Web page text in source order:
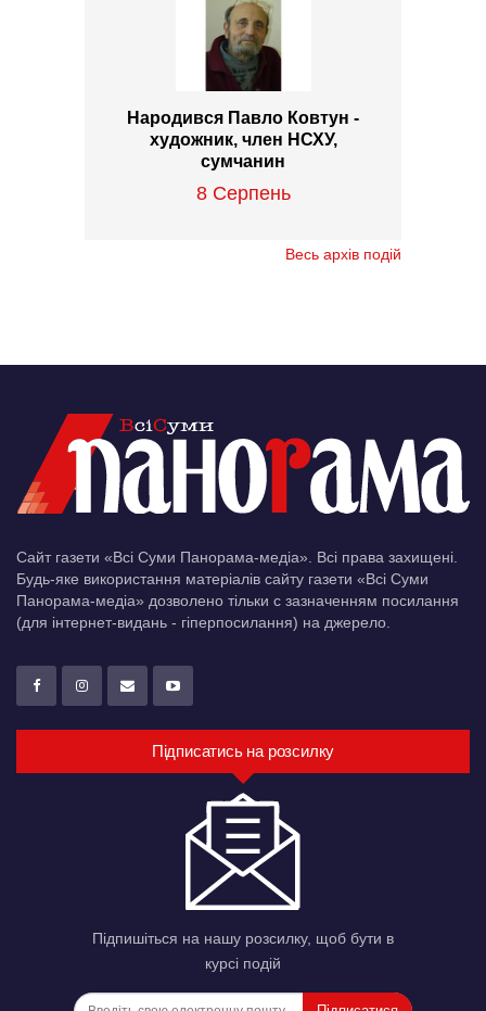
Народився Павло Ковтун -
художник, член НСХУ,
сумчанин
8 Серпень
Весь архів подій
Сайт газети «Всі Суми Панорама-медіа». Всі права захищені.
Будь-яке використання матеріалів сайту газети «Всі Суми
Панорама-медіа» дозволено тільки c зазначенням посилання
(для інтернет-видань - гіперпосилання) на джерело.
Підписатись на розсилку
Підпишіться на нашу розсилку, щоб бути в
курсі подій